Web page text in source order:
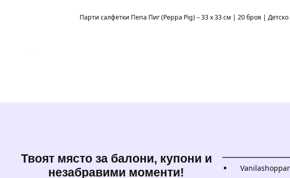
Парти салфетки Пепа Пиг (Peppa Pig) – 33 x 33 см | 20 броя |
Твоят място за балони, купони и
незабравими моменти!